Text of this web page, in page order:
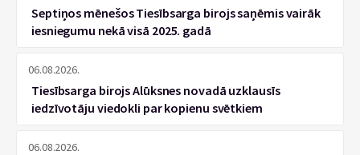
Septiņos mēnešos Tiesībsarga birojs saņēmis vairāk
iesniegumu nekā visā 2025. gadā
06.08.2026.
Tiesībsarga birojs Alūksnes novadā uzklausīs
iedzīvotāju viedokli par kopienu svētkiem
06.08.2026.